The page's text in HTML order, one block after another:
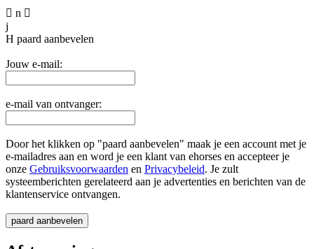
 n 
j
H paard aanbevelen
Jouw e-mail:
e-mail van ontvanger:
Door het klikken op "paard aanbevelen" maak je een account met je
e-mailadres aan en word je een klant van ehorses en accepteer je
onze Gebruiksvoorwaarden en Privacybeleid. Je zult
systeemberichten gerelateerd aan je advertenties en berichten van de
klantenservice ontvangen.